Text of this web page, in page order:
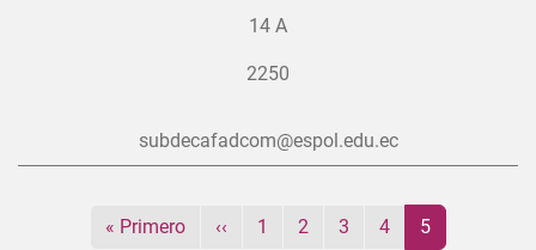
14 A
2250
subdecafadcom@espol.edu.ec
Primera página
« Primero Página anterior
‹‹ Página
1 Página
2 Página
3 Página
4 Página actual
5